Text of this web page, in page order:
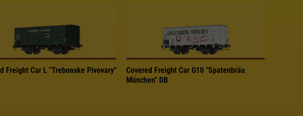
Freight Car L "Trebonske Pivovary"
Covered Freight Car G10 "Spatenbräu
München" DB